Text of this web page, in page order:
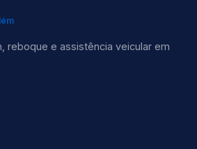
reboque e assistência veicular em